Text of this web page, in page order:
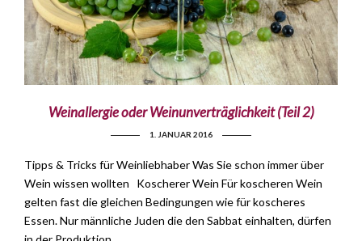
Weinallergie oder Weinunverträglichkeit (Teil 2)
1. JANUAR 2016
Tipps & Tricks für Weinliebhaber Was Sie schon immer über
Wein wissen wollten Koscherer Wein Für koscheren Wein
gelten fast die gleichen Bedingungen wie für koscheres
Essen. Nur männliche Juden die den Sabbat einhalten, dürfen